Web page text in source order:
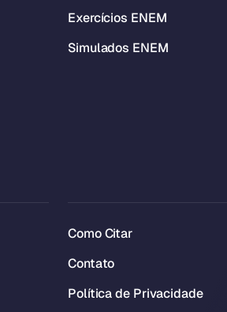
Exercícios ENEM
Simulados ENEM
Como Citar
Contato
Política de Privacidade